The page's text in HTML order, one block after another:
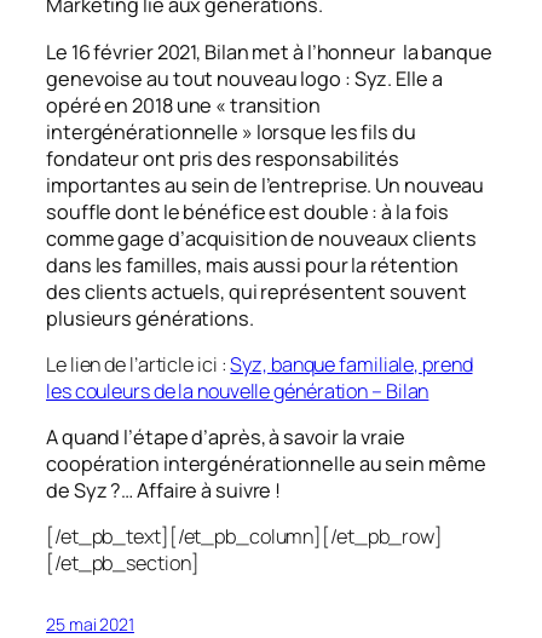
Le 16 février 2021, Bilan met à l’honneur la banque
genevoise au tout nouveau logo : Syz. Elle a
opéré en 2018 une « transition
intergénérationnelle » lorsque les fils du
fondateur ont pris des responsabilités
importantes au sein de l’entreprise. Un nouveau
souffle dont le bénéfice est double : à la fois
comme gage d’acquisition de nouveaux clients
dans les familles, mais aussi pour la rétention
des clients actuels, qui représentent souvent
plusieurs générations.
Le lien de l’article ici :Syz, banque familiale, prend
les couleurs de la nouvelle génération – Bilan
A quand l’étape d’après, à savoir la vraie
coopération intergénérationnelle au sein même
de Syz ?… Affaire à suivre !
[/et_pb_text][/et_pb_column][/et_pb_row]
[/et_pb_section]
25 mai 2021